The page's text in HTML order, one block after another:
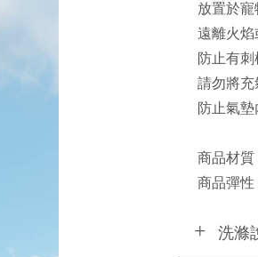
放置於寵
遠離火焰
防止有刺
請勿將
防止氣墊
商品材質
商品彈性
洗滌